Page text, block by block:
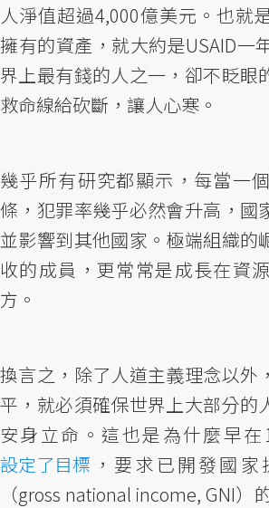
人淨值超過4,000億美元。也就
擁有的資產，就大約是USAID一
界上最有錢的人之一，卻不眨眼
救命線給砍斷，讓人心寒。
幾乎所有研究都顯示，每當一
條，犯罪率幾乎必然會升高，國
並影響到其他國家。極端組織的
收的成員，更常常是成長在資
方。
換言之，除了人道主義理念以外
平，就必須確保世界上大部分的
安身立命。這也是為什麼早在
設定了目標 ，要求已開發國
（gross national income, GNI）